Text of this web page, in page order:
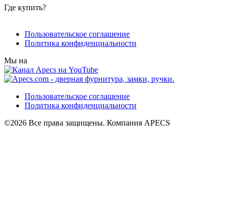
Где купить?
Пользовательское соглашение
Политика конфиденциальности
Мы на
Пользовательское соглашение
Политика конфиденциальности
©2026 Все права защищены. Компания APECS